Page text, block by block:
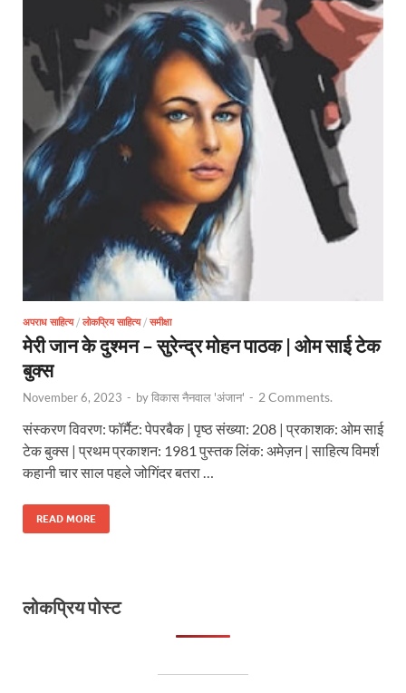
अपराध साहित्य/ लोकप्रिय साहित्य/ समीक्षा
मेरी जान के दुश्मन – सुरेन्द्र मोहन पाठक | ओम साई टेक
बुक्स
November 6, 2023 - byविकास नैनवाल 'अंजान' - 2 Comments.
संस्करण विवरण: फॉर्मैट: पेपरबैक | पृष्ठ संख्या: 208 | प्रकाशक: ओम साई
टेक बुक्स | प्रथम प्रकाशन: 1981 पुस्तक लिंक: अमेज़न | साहित्य विमर्श
कहानी चार साल पहले जोगिंदर बतरा …
READ MORE
लोकप्रिय पोस्ट